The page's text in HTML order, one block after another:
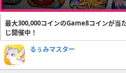
最大300,000コインのGame8コインが当
じ開催中！
るぅみマスター